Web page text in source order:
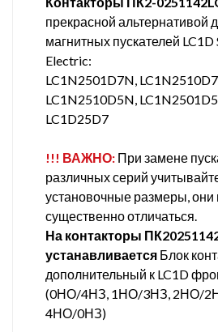
прекрасной альтернативой
магнитных пускателей LC1D
Electric:
LC1N2501D7N,
LC1N2510D5N,
LC1D25D7
!!! ВАЖНО: При замене
различных серий
установочные размеры, они
существенно отличаться.
На контакторы
устанавливается Блок
дополнительный к LC1D
(0НО/4НЗ, 1НО/3НЗ, 2НО/
4НО/0НЗ)